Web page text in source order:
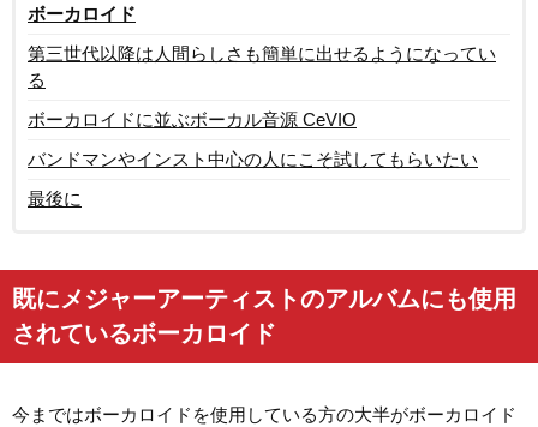
ボーカロイド
第三世代以降は人間らしさも簡単に出せるようになってい
る
ボーカロイドに並ぶボーカル音源 CeVIO
バンドマンやインスト中心の人にこそ試してもらいたい
最後に
既にメジャーアーティストのアルバムにも使用
されているボーカロイド
今まではボーカロイドを使用している方の大半がボーカロイド